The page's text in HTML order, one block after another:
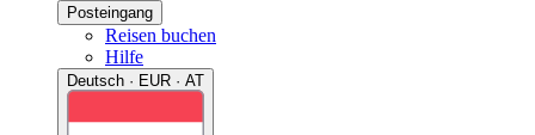
Posteingang
Reisen buchen
Hilfe
Deutsch · EUR · AT